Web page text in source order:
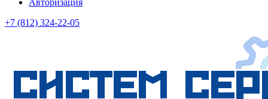
Авторизация
+7 (812) 324-22-05